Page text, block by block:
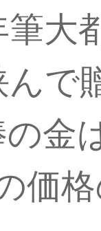
大
で
金
価